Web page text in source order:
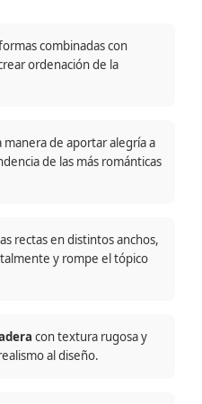
combinadas con
ordenación de la
manera de aportar alegría a
de las más románticas
rectas en distintos anchos,
y rompe el tópico
con textura rugosa y
al diseño.